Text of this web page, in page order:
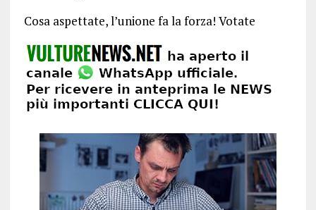
Cosa aspettate, l’unione fa la forza! Votate